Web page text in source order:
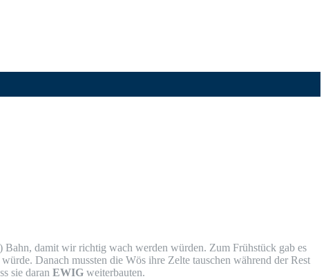
damit wir rich­tig wach wer­den wür­den. Zum Früh­stück gab es
Danach muss­ten die Wös ihre Zel­te tau­schen wäh­rend der Rest
sie dar­an EWIG weiterbauten.